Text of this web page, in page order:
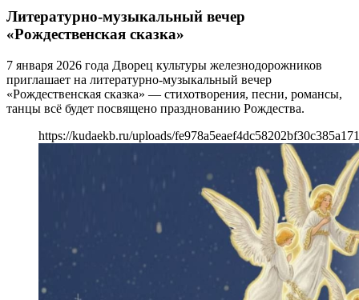
Литературно-музыкальный вечер
«Рождественская сказка»
7 января 2026 года Дворец культуры железнодорожников
приглашает на литературно-музыкальный вечер
«Рождественская сказка» — стихотворения, песни, романсы,
танцы всё будет посвящено празднованию Рождества.
https://kudaekb.ru/uploads/